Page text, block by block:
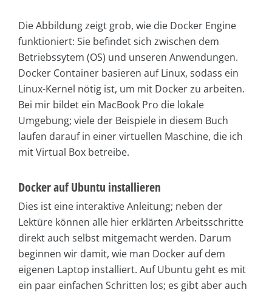
Die Abbildung zeigt grob, wie die Docker Engine
funktioniert: Sie befindet sich zwischen dem
Betriebssytem (OS) und unseren Anwendungen.
Docker Container basieren auf Linux, sodass ein
Linux-Kernel nötig ist, um mit Docker zu arbeiten.
Bei mir bildet ein MacBook Pro die lokale
Umgebung; viele der Beispiele in diesem Buch
laufen darauf in einer virtuellen Maschine, die ich
mit Virtual Box betreibe.
Docker auf Ubuntu installieren
Dies ist eine interaktive Anleitung; neben der
Lektüre können alle hier erklärten Arbeitsschritte
direkt auch selbst mitgemacht werden. Darum
beginnen wir damit, wie man Docker auf dem
eigenen Laptop installiert. Auf Ubuntu geht es mit
ein paar einfachen Schritten los; es gibt aber auch